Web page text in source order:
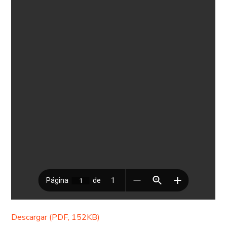
Descargar (PDF, 152KB)